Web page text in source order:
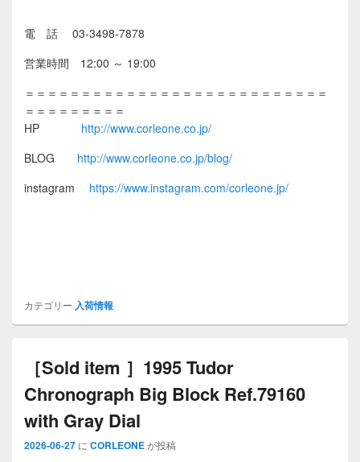
電 話 03-3498-7878
営業時間 12:00 ～ 19:00
＝＝＝＝＝＝＝＝＝＝＝＝＝＝＝＝＝＝＝＝＝＝＝＝＝＝＝
＝＝＝＝＝＝＝＝＝
HP
http://www.corleone.co.jp/
BLOG http://www.corleone.co.jp/blog/
instagram https://www.instagram.com/corleone.jp/
カテゴリー 入荷情報
［Sold item ］1995 Tudor
Chronograph Big Block Ref.79160
with Gray Dial
2026-06-27 に CORLEONEが投稿